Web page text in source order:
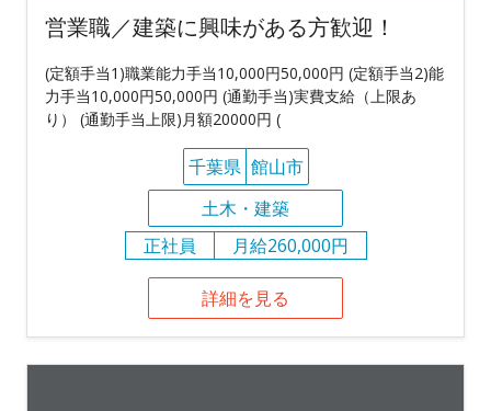
営業職／建築に興味がある方歓迎！
(定額手当1)職業能力手当10,000円50,000円 (定額手当2)能
力手当10,000円50,000円 (通勤手当)実費支給（上限あ
り） (通勤手当上限)月額20000円 (
千葉県 館山市
土木・建築
正社員
月給260,000円
詳細を見る